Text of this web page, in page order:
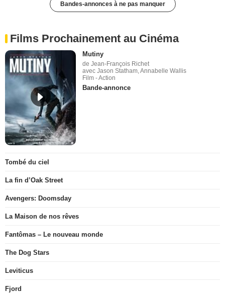
Bandes-annonces à ne pas manquer
Films Prochainement au Cinéma
Mutiny
de Jean-François Richet
avec Jason Statham, Annabelle Wallis
Film - Action
Bande-annonce
Tombé du ciel
La fin d’Oak Street
Avengers: Doomsday
La Maison de nos rêves
Fantômas – Le nouveau monde
The Dog Stars
Leviticus
Fjord